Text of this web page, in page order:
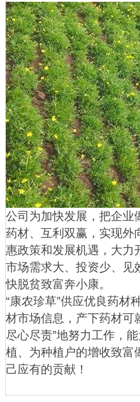
公司为加快发展，把企业
药材、互利双赢，实现外
惠政策和发展机遇，大力
市场需求大、投资少、见
快脱贫致富奔小康。
“康农珍草”供应优良药材
材市场信息，产下药材可
尽心尽责”地努力工作，
植、为种植户的增收致富
己应有的贡献！